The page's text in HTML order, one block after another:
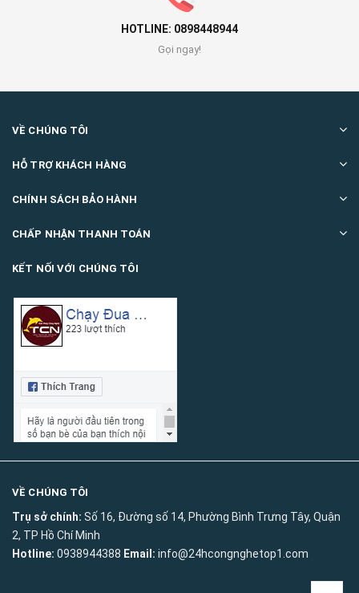
HOTLINE: 0898448944
Gọi ngay!
VỀ CHÚNG TÔI
HỖ TRỢ KHÁCH HÀNG
CHÍNH SÁCH BẢO HÀNH
CHẤP NHẬN THANH TOÁN
KẾT NỐI VỚI CHÚNG TÔI
VỀ CHÚNG TÔI
Trụ sở chính: Số 16, Đường số 14, Phường Bình Trưng Tây, Quận
2, TP Hồ Chí Minh
Hotline: 0938944388 Email: info@24hcongnghetop1.com